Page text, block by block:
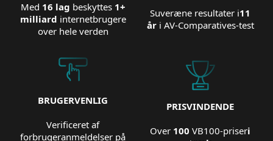
Med 16 lag beskyttes 1+
milliard internetbrugere
over hele verden
Suveræne resultater i11
år i AV-Comparatives-test
BRUGERVENLIG
Verificeret af
forbrugeranmeldelser på
PRISVINDENDE
Over 100 VB100-priseri